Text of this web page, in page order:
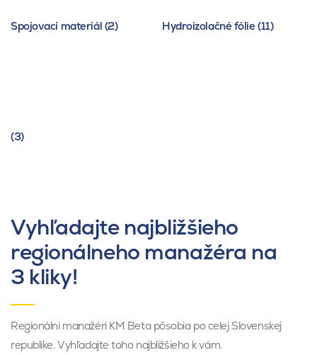
Spojovací materiál (2) Hydroizolačné fólie (11)
(3)
Vyhľadajte najbližšieho
regionálneho manažéra na
3 kliky!
Regionálni manažéri KM Beta pôsobia po celej Slovenskej
republike. Vyhľadajte toho najbližšieho k vám.